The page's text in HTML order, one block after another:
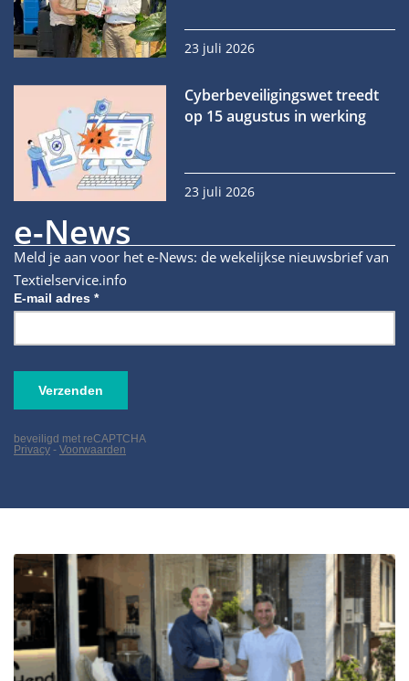
23 juli 2026
Cyberbeveiligingswet treedt
op 15 augustus in werking
23 juli 2026
e-News
Meld je aan voor het e-News: de wekelijkse nieuwsbrief van
Textielservice.info